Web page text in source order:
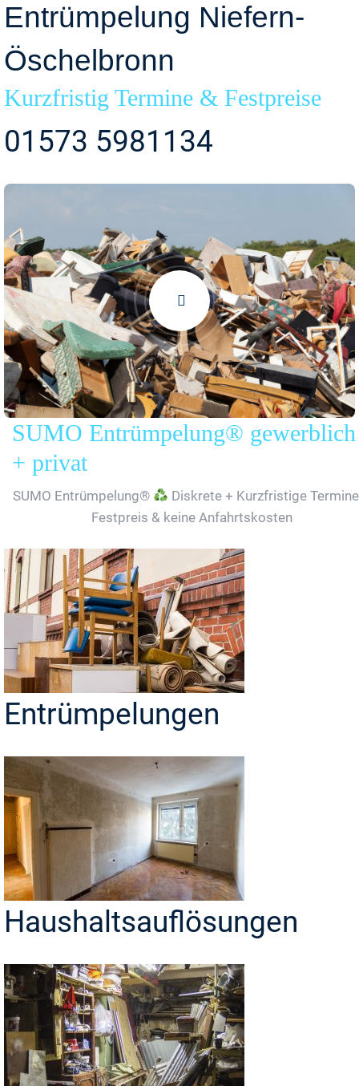
Entrümpelung Niefern-
Öschelbronn
Kurzfristig Termine & Festpreise
01573 5981134
SUMO Entrümpelung® gewerblich
+ privat
SUMO Entrümpelung®
Diskrete + Kurzfristige
Festpreis & keine Anfahrtskosten
Entrümpelungen
Haushaltsauflösungen